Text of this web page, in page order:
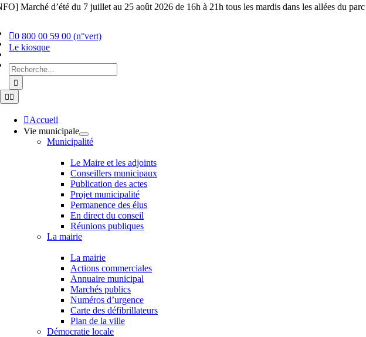
SkipMarché d’été du 7 juillet au 25 août 2026 de 16h à 21h tous les mardis dans les allées du
0 800 00 59 00 (n°vert)
Le kiosque
Chercher
:
Toggle
Navigation
Accueil
Vie municipale
Municipalité
Le Maire et les adjoints
Conseillers municipaux
Publication des actes
Projet municipalité
Permanence des élus
En direct du conseil
Réunions publiques
La mairie
La mairie
Actions commerciales
Annuaire municipal
Marchés publics
Numéros d’urgence
Carte des défibrillateurs
Plan de la ville
Démocratie locale